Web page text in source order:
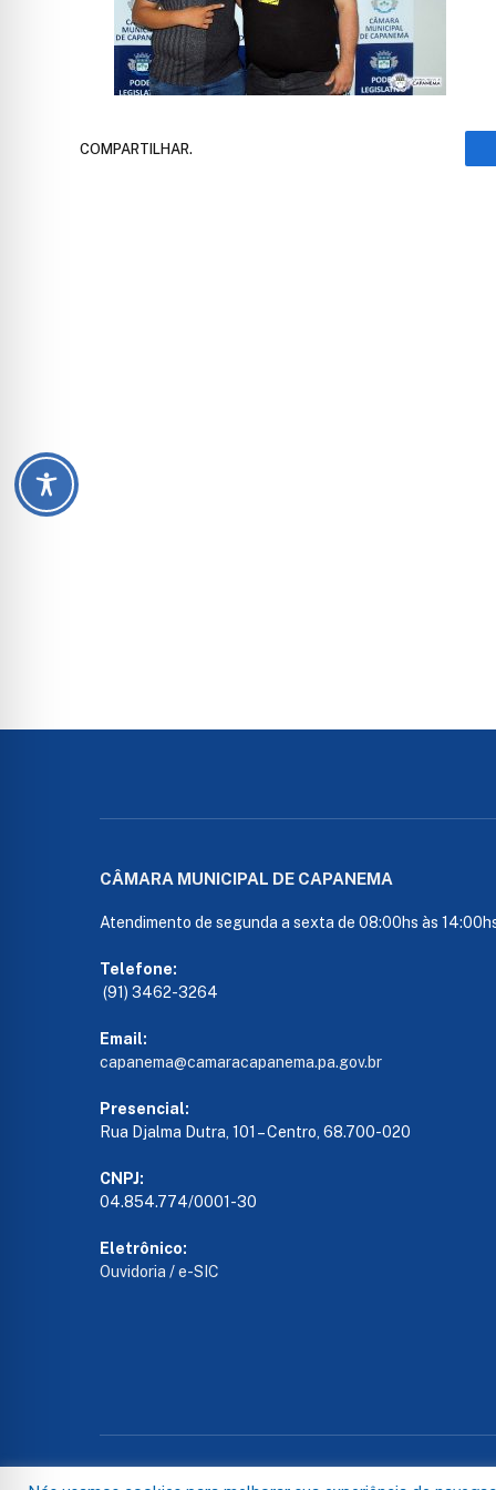
COMPARTILHAR.
CÂMARA MUNICIPAL DE CAPANEMA
Atendimento de segunda a sexta de 08:00hs às
Telefone:
(91) 3462-3264
Email:
capanema@camaracapanema.pa.gov.br
Presencial:
Rua Djalma Dutra, 101 – Centro, 68.700-020
CNPJ:
04.854.774/0001-30
Eletrônico:
Ouvidoria /e-SIC